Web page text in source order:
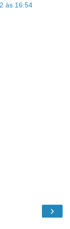
às 16:54
›